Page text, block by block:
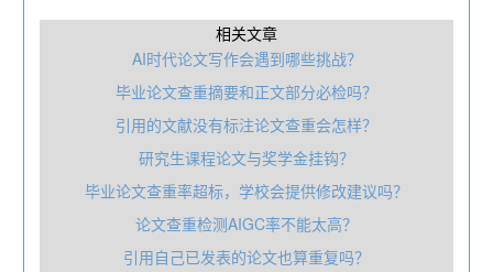
相关文章
AI时代论文写作会遇到哪些挑战？
毕业论文查重摘要和正文部分必检吗？
引用的文献没有标注论文查重会怎样？
研究生课程论文与奖学金挂钩？
毕业论文查重率超标，学校会提供修改建议吗？
论文查重检测AIGC率不能太高？
引用自己已发表的论文也算重复吗？